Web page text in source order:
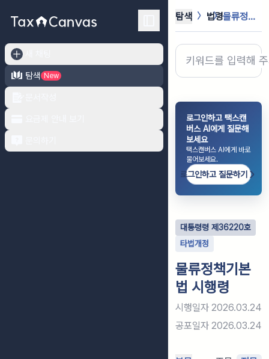
탐색
New
탐색 법령 물류정책기본법 시행령
로그인하고 택스캔
버스 AI에게 질문해
보세요
택스캔버스 AI에게 바로
물어보세요.
로그인하고 질문하기
대통령령 제 36220호
타법개정
물류정책기본
법 시행령
시행일자 2026.03.24
공포일자 2026.03.24